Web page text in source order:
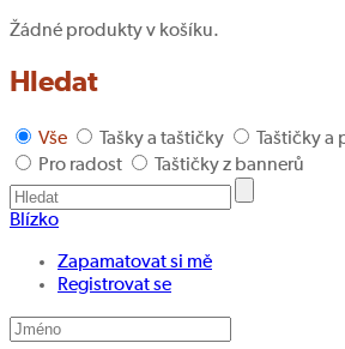
Žádné produkty v košíku.
Hledat
Vše Tašky a taštičky
Taštičky a
Pro radost
Taštičky z bannerů
Blízko
Zapamatovat si mě
Registrovat se